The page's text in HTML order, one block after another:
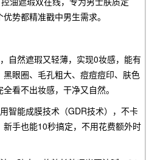
势都精准戳中男生需求。
自然遮瑕又轻薄，实现0妆感，能有
眼圈、毛孔粗大、痘痘痘印、肤色
看不出妆感，干净又自然。
智能成膜技术（GDR技术），不卡
手也能10秒搞定，不用花费额外时